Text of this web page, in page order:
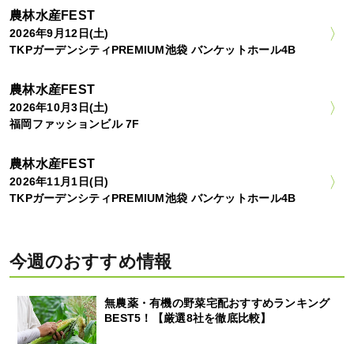
農林水産FEST
2026年9月12日(土)
TKPガーデンシティPREMIUM池袋 バンケットホール4B
農林水産FEST
2026年10月3日(土)
福岡ファッションビル 7F
農林水産FEST
2026年11月1日(日)
TKPガーデンシティPREMIUM池袋 バンケットホール4B
今週のおすすめ情報
無農薬・有機の野菜宅配おすすめランキング
BEST5！【厳選8社を徹底比較】